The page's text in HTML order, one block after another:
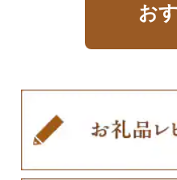
お